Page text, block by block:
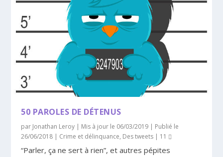
50 PAROLES DE DÉTENUS
par Jonathan Leroy | Mis à jour le 06/03/2019 | Publié le
26/06/2018 | Crime et délinquance, Des tweets | 11
“Parler, ça ne sert à rien”, et autres pépites